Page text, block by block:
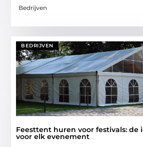
Bedrijven
BEDRIJVEN
Feesttent huren voor festivals: de
voor elk evenement